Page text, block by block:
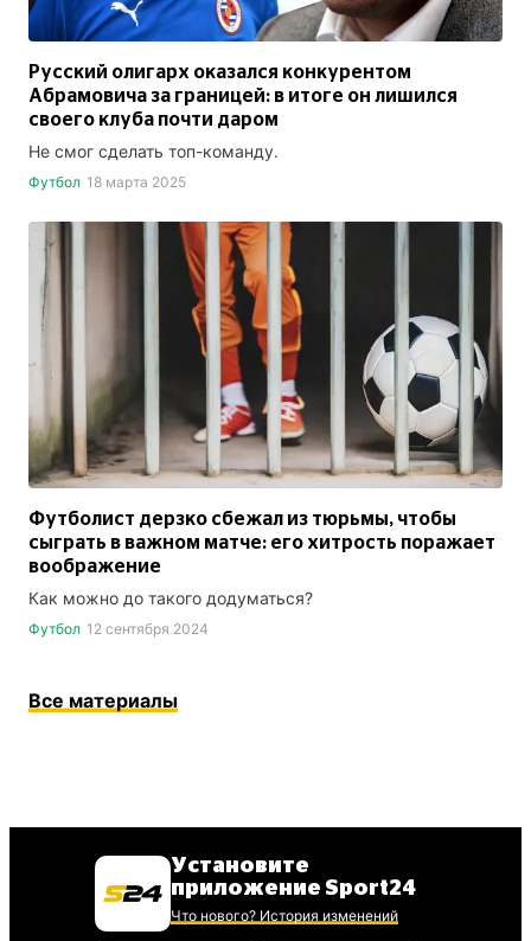
Русский олигарх оказался конкурентом
Абрамовича за границей: в итоге он лишился
своего клуба почти даром
Не смог сделать топ-команду.
Футбол 18 марта 2025
Футболист дерзко сбежал из тюрьмы, чтобы
сыграть в важном матче: его хитрость поражает
воображение
Как можно до такого додуматься?
Футбол 12 сентября 2024
Все материалы
Установите
приложение Sport24
Что нового? История изменений